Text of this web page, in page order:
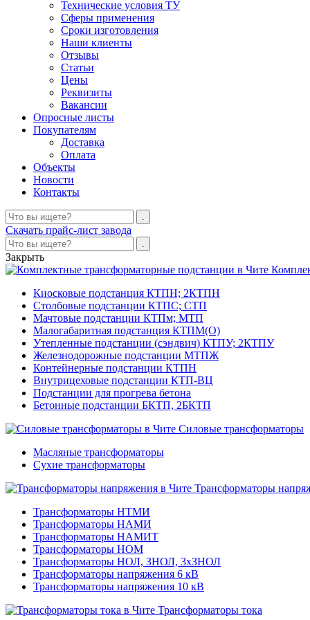
Технические условия ТУ
Сферы применения
Сроки изготовления
Наши клиенты
Отзывы
Статьи
Цены
Реквизиты
Вакансии
Опросные листы
Покупателям
Доставка
Оплата
Объекты
Новости
Контакты
Скачать прайс-лист завода
Закрыть
Киосковые подстанция КТПН; 2КТПН
Столбовые подстанции КТПС; СТП
Мачтовые подстанции КТПм; МТП
Малогабаритная подстанция КТПМ(О)
Утепленные подстанции (сэндвич) КТПУ; 2КТПУ
Железнодорожные подстанции МТПЖ
Контейнерные подстанции КТПН
Внутрицеховые подстанции КТП-ВЦ
Подстанции для прогрева бетона
Бетонные подстанции БКТП, 2БКТП
Силовые трансформаторы
Масляные трансформаторы
Сухие трансформаторы
Трансформаторы
Трансформаторы НТМИ
Трансформаторы НАМИ
Трансформаторы НАМИТ
Трансформаторы НОМ
Трансформаторы НОЛ, ЗНОЛ, 3хЗНОЛ
Трансформаторы напряжения 6 кВ
Трансформаторы напряжения 10 кВ
Трансформаторы тока